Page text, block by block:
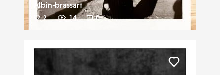
Albin-brassart
2 14 0